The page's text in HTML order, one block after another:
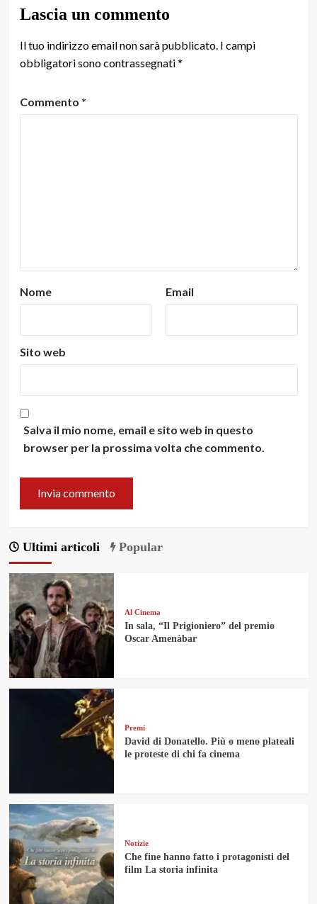
Lascia un commento
Il tuo indirizzo email non sarà pubblicato. I campi
obbligatori sono contrassegnati*
Commento *
Nome Email
Sito web
Salva il mio nome, email e sito web in questo
browser per la prossima volta che commento.
Ultimi articoli Popular
Al Cinema
In sala, “Il Prigioniero” del premio
Oscar Amenàbar
Premi
David di Donatello. Più o meno plateali
le proteste di chi fa cinema
Notizie
Che fine hanno fatto i protagonisti del
film La storia infinita